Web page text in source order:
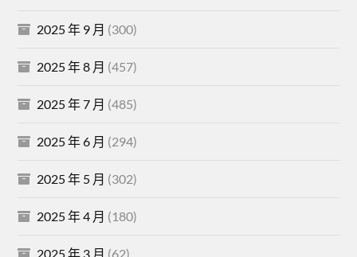
2025 年 9 月 (300)
2025 年 8 月 (457)
2025 年 7 月 (485)
2025 年 6 月 (294)
2025 年 5 月 (302)
2025 年 4 月 (180)
2025 年 3 月 (62)